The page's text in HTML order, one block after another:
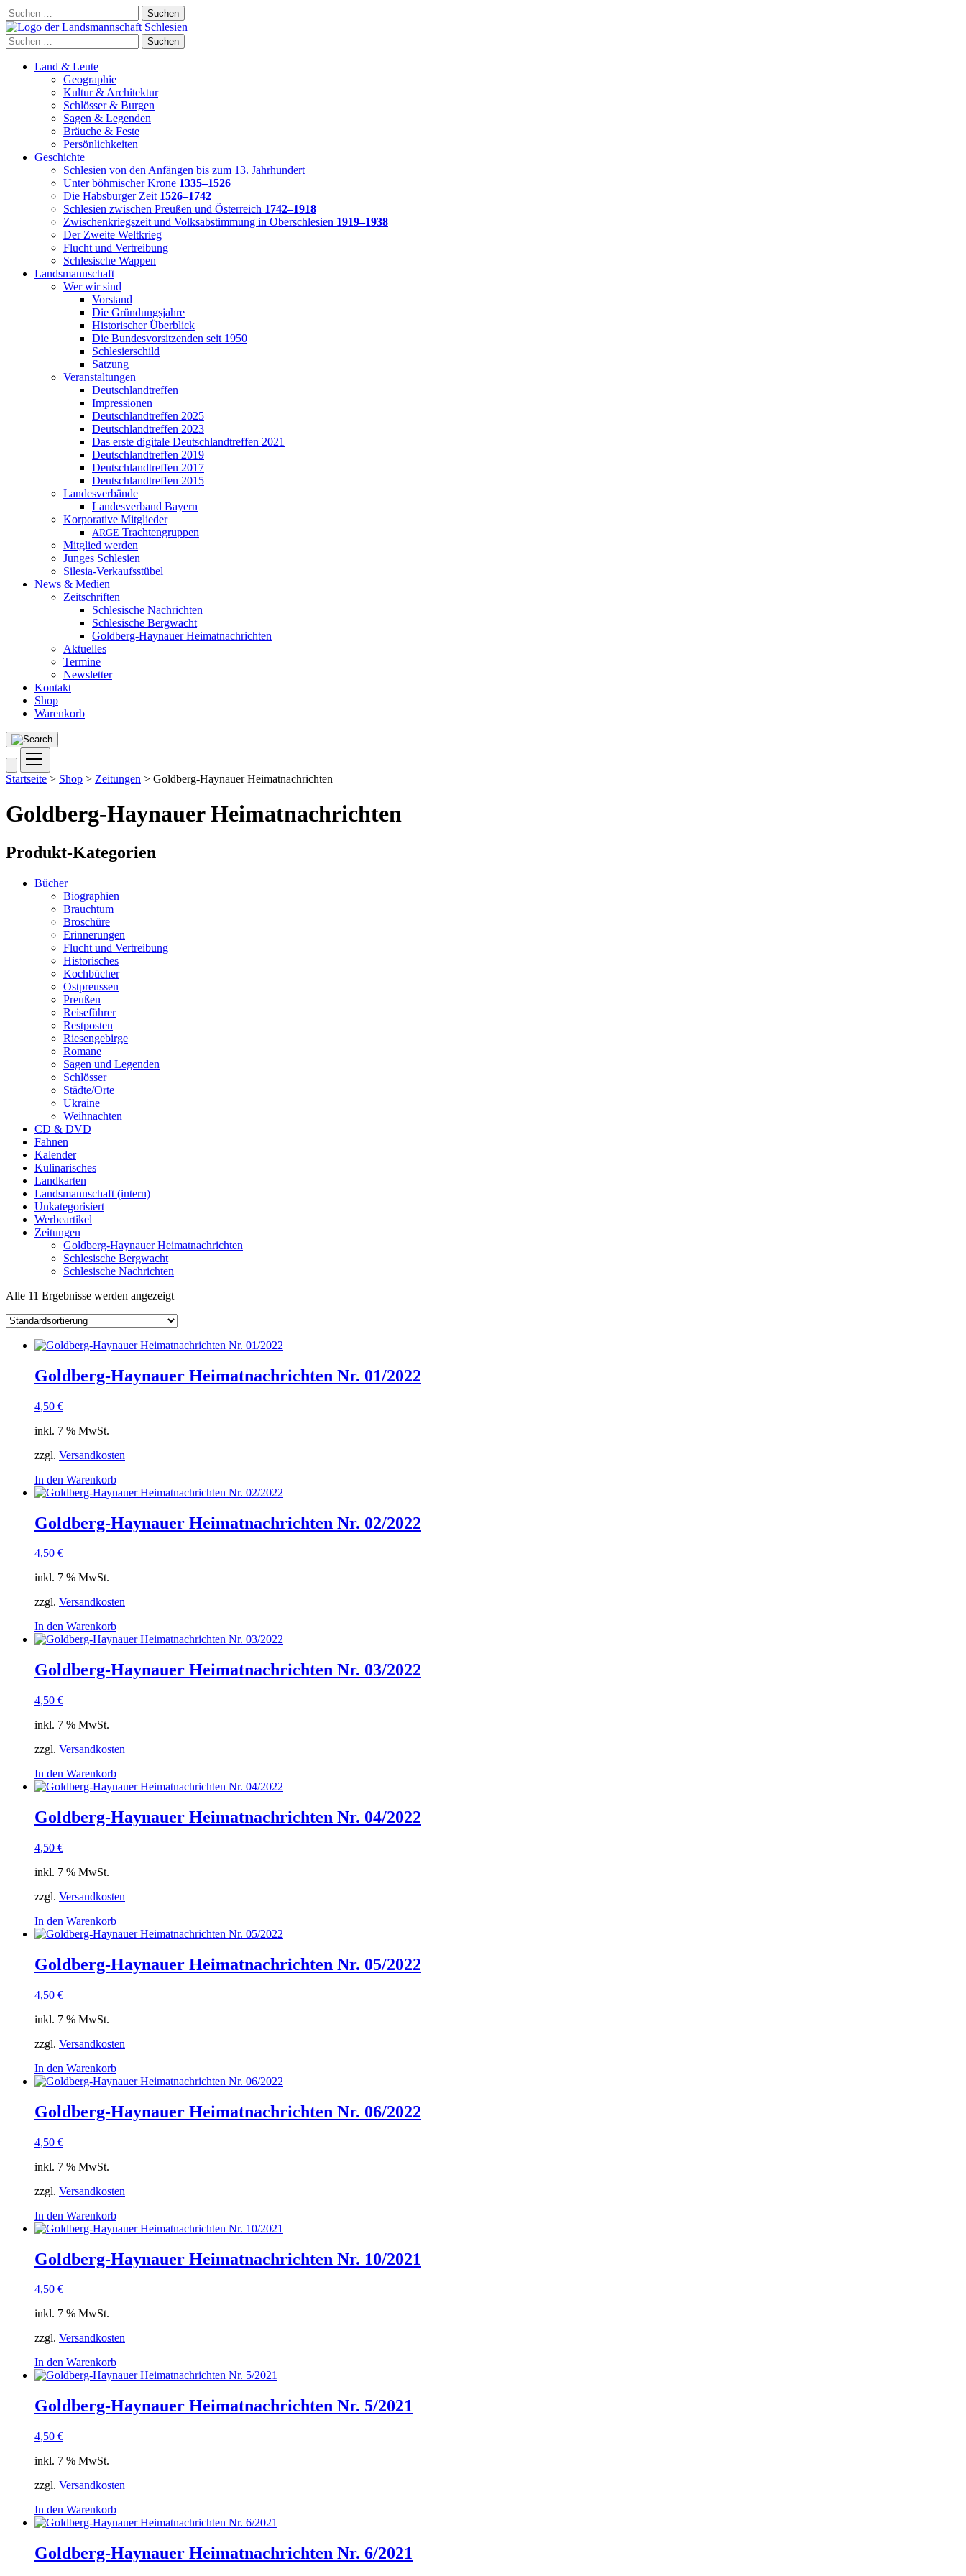
Skip
to
content
Suchen
nach:
Suchen
nach:
Land & Leute
Geographie
Kultur & Architektur
Schlösser & Burgen
Sagen & Legenden
Bräuche & Feste
Persönlichkeiten
Geschichte
Schlesien von den Anfängen bis zum 13. Jahrhundert
Unter böhmischer Krone 1335–1526
Die Habsburger Zeit 1526–1742
Schlesien zwischen Preußen und Österreich 1742–1918
Zwischenkriegszeit und Volksabstimmung in Oberschlesien 1919–1938
Der Zweite Weltkrieg
Flucht und Vertreibung
Schlesische Wappen
Landsmannschaft
Wer wir sind
Vorstand
Die Gründungsjahre
Historischer Überblick
Die Bundesvorsitzenden seit 1950
Schlesierschild
Satzung
Veranstaltungen
Deutschlandtreffen
Impressionen
Deutschlandtreffen 2025
Deutschlandtreffen 2023
Das erste digitale Deutschlandtreffen 2021
Deutschlandtreffen 2019
Deutschlandtreffen 2017
Deutschlandtreffen 2015
Landesverbände
Landesverband Bayern
Korporative Mitglieder
ARGE Trachtengruppen
Mitglied werden
Junges Schlesien
Silesia-Verkaufsstübel
News & Medien
Zeitschriften
Schlesische Nachrichten
Schlesische Bergwacht
Goldberg-Haynauer Heimatnachrichten
Aktuelles
Termine
Newsletter
Kontakt
Shop
Warenkorb
Startseite > Shop > Zeitungen > Goldberg-Haynauer Heimatnachrichten
Goldberg-Haynauer Heimatnachrichten
Produkt-Kategorien
Bücher
Biographien
Brauchtum
Broschüre
Erinnerungen
Flucht und Vertreibung
Historisches
Kochbücher
Ostpreussen
Preußen
Reiseführer
Restposten
Riesengebirge
Romane
Sagen und Legenden
Schlösser
Städte/Orte
Ukraine
Weihnachten
CD & DVD
Fahnen
Kalender
Kulinarisches
Landkarten
Landsmannschaft (intern)
Unkategorisiert
Werbeartikel
Zeitungen
Goldberg-Haynauer Heimatnachrichten
Schlesische Bergwacht
Schlesische Nachrichten
Alle 11 Ergebnisse werden angezeigt
Goldberg-Haynauer Heimatnachrichten Nr. 01/2022
4,50 €
inkl. 7 % MwSt.
zzgl. Versandkosten
In den Warenkorb
Goldberg-Haynauer Heimatnachrichten Nr. 02/2022
4,50 €
inkl. 7 % MwSt.
zzgl. Versandkosten
In den Warenkorb
Goldberg-Haynauer Heimatnachrichten Nr. 03/2022
4,50 €
inkl. 7 % MwSt.
zzgl. Versandkosten
In den Warenkorb
Goldberg-Haynauer Heimatnachrichten Nr. 04/2022
4,50 €
inkl. 7 % MwSt.
zzgl. Versandkosten
In den Warenkorb
Goldberg-Haynauer Heimatnachrichten Nr. 05/2022
4,50 €
inkl. 7 % MwSt.
zzgl. Versandkosten
In den Warenkorb
Goldberg-Haynauer Heimatnachrichten Nr. 06/2022
4,50 €
inkl. 7 % MwSt.
zzgl. Versandkosten
In den Warenkorb
Goldberg-Haynauer Heimatnachrichten Nr. 10/2021
4,50 €
inkl. 7 % MwSt.
zzgl. Versandkosten
In den Warenkorb
Goldberg-Haynauer Heimatnachrichten Nr. 5/2021
4,50 €
inkl. 7 % MwSt.
zzgl. Versandkosten
In den Warenkorb
Goldberg-Haynauer Heimatnachrichten Nr. 6/2021